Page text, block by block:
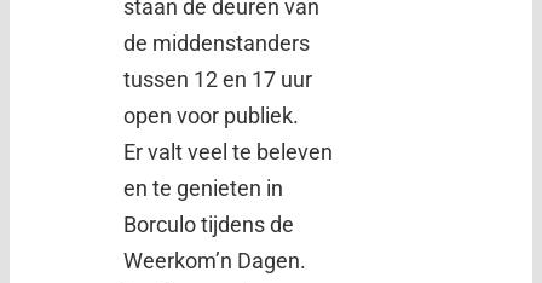
staan de deuren van
de middenstanders
tussen 12 en 17 uur
open voor publiek.
Er valt veel te beleven
en te genieten in
Borculo tijdens de
Weerkom’n Dagen.